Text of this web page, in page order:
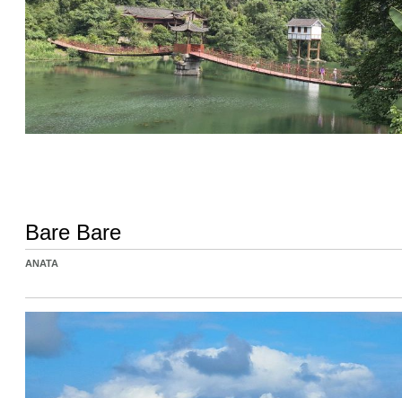
Bare Bare
ANATA